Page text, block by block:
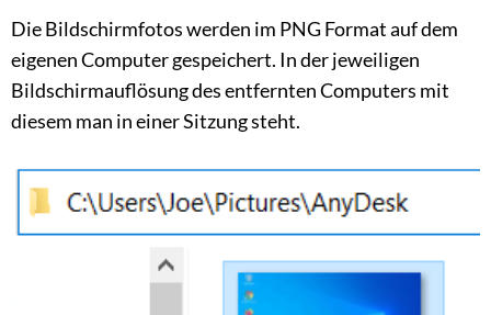
Die Bildschirmfotos werden im PNG Format auf dem
eigenen Computer gespeichert. In der jeweiligen
Bildschirmauflösung des entfernten Computers mit
diesem man in einer Sitzung steht.